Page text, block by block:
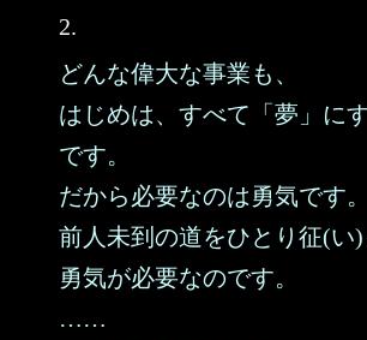
2.
どんな偉大な事業も、
はじめは、すべて「夢」に
です。
だから必要なのは勇気です。
前人未到の道をひとり征(い)
勇気が必要なのです。
……